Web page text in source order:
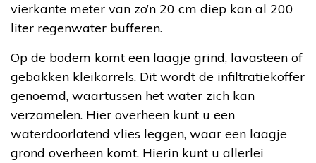
vierkante meter van zo’n 20 cm diep kan al 200
liter regenwater bufferen.
Op de bodem komt een laagje grind, lavasteen of
gebakken kleikorrels. Dit wordt de infiltratiekoffer
genoemd, waartussen het water zich kan
verzamelen. Hier overheen kunt u een
waterdoorlatend vlies leggen, waar een laagje
grond overheen komt. Hierin kunt u allerlei